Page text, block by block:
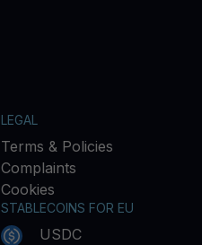
LEGAL
Terms & Policies
Complaints
Cookies
STABLECOINS FOR EU
USDC